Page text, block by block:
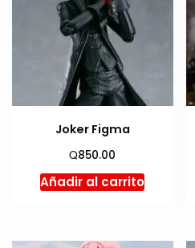
Joker Figma
Q850.00
Añadir al carrito